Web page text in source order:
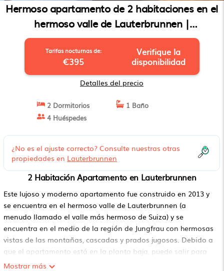
Hermoso apartamento de 2 habitaciones en el
hermoso valle de Lauterbrunnen |
Apartamento en Lauterbrunnen
Tarifas nocturnas de:
€395
Verifique la
disponibilidad
Detalles del precio
2 Dormitorios
1 Baño
4 Huéspedes
¿No es el ajuste correcto? Consulte nuestras otras
propiedades en Lauterbrunnen
2 Habitación Apartamento en Lauterbrunnen
Este lujoso y moderno apartamento fue construido en 2013 y
se encuentra en el hermoso valle de Lauterbrunnen (a
menudo llamado el valle más hermoso de Suiza) y se
encuentra en el medio de la región de Jungfrau con hermosas
vistas de las montañas, cascadas y prados jugosos. Debido a
que el apartamento está en la planta baja, puede salir para
disfrutar del entorno.
Mostrar más